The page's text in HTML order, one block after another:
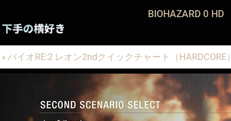
BIOHAZARD 0 HD
»バイオRE:2 レオン2ndクイックチャート（HARDCORE）